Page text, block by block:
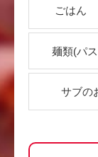
ごはん
麺類(パ
サブの